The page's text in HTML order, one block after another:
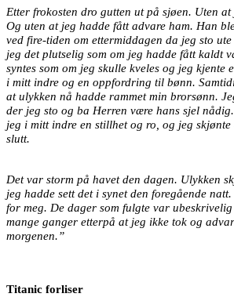
Etter frokosten dro gutten ut på sjøen. Uten at
Og uten at jeg hadde fått advare ham. Han
ved fire-tiden om ettermiddagen da jeg sto
jeg det plutselig som om jeg hadde fått kaldt
syntes som om jeg skulle kveles og jeg kjente
i mitt indre og en oppfordring til bønn.
at ulykken nå hadde rammet min brorsønn.
der jeg sto og ba Herren være hans sjel
jeg i mitt indre en stillhet og ro, og jeg
slutt.
Det var storm på havet den dagen. Ulykken
jeg hadde sett det i synet den foregående
for meg. De dager som fulgte var
mange ganger etterpå at jeg ikke tok og
morgenen.”
Titanic forliser